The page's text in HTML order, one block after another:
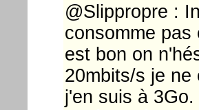
@Slippropre :
consomme
est bon on
20mbits/s je ne
j'en suis à